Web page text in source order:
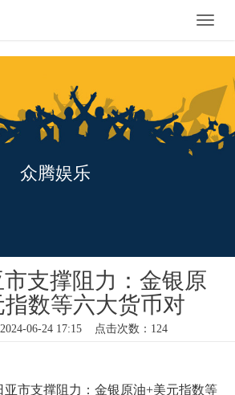
Toggle
众腾娱乐
市支撑阻力：金银原
数等六大货币对
06-24 17:15 点击次数：124
亚市支撑阻力：金银原油+美元指数等